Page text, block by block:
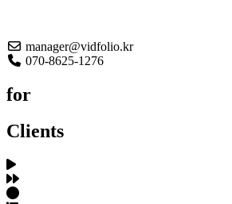
manager@vidfolio.kr
070-8625-1276
for
Clients